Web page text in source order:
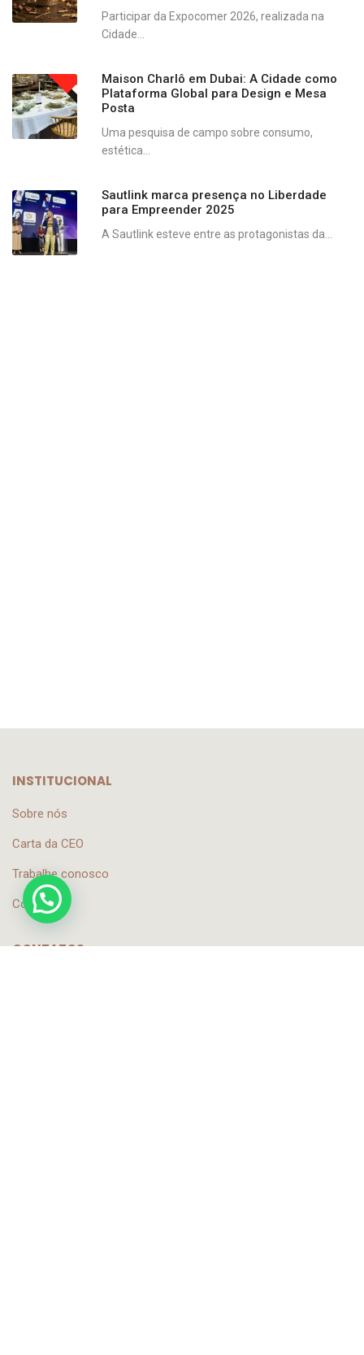
Participar da Expocomer 2026, realizada na
Cidade...
Maison Charlô em Dubai: A Cidade como
Plataforma Global para Design e Mesa
Posta
Uma pesquisa de campo sobre consumo,
estética...
Sautlink marca presença no Liberdade
para Empreender 2025
A Sautlink esteve entre as protagonistas da...
INSTITUCIONAL
Sobre nós
Carta da CEO
Trabalhe conosco
Contato
CONTATOS